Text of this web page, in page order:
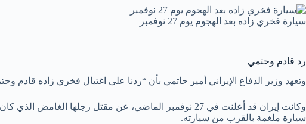
سيارة فخري زاده بعد الهجوم يوم 27 نوفمبر
رد قادم وحتمي
وتعهد وزير الدفاع الإيراني أمير حاتمي بأن “ردنا على اغتيال فخري زاده قادم
وكانت إيران قد أعلنت في 27 نوفمبر الماضي، عن مقتل
سيارة ملغمة بالقرب من سيارته.